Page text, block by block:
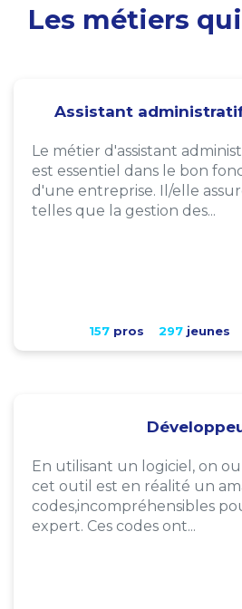
Les métiers qui
Assistant
Le métier d'assistant
est essentiel dans le bon
d'une entreprise. Il/elle
telles que la gestion des...
157pros 297jeunes
En utilisant un logiciel, on
cet outil est en réalité un
codes,incompréhensibles
expert. Ces codes ont...